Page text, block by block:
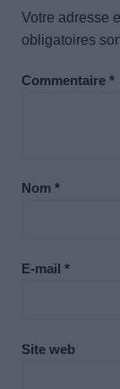
Votre adresse
obligatoires
Commentaire *
Nom *
E-mail *
Site web